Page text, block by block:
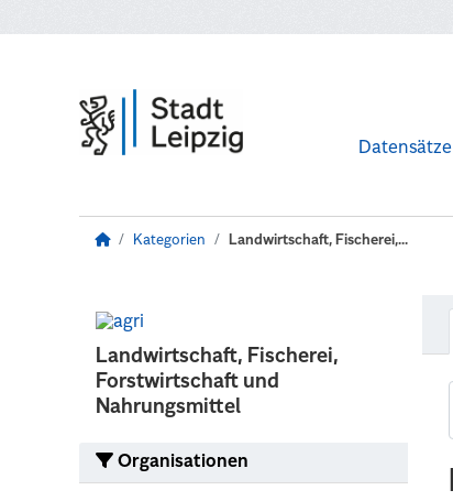
Datensätze
Kategorien Landwirtschaft, Fischerei,...
Landwirtschaft, Fischerei,
Forstwirtschaft und
Nahrungsmittel
Organisationen